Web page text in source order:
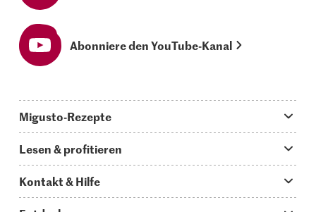
Abonniere den YouTube-Kanal
Migusto-Rezepte
Was koche ich heute?
Hauptgerichte
Lesen & profitieren
Storys
Kontakt & Hilfe